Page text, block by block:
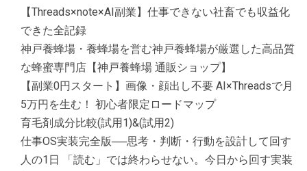
【Threads×note×AI副業】仕事できない社畜でも収益化
できた全記録
神戸養蜂場・養蜂場を営む神戸養蜂場が厳選した高品質
な蜂蜜専門店【神戸養蜂場 通販ショップ】
【副業0円スタート】画像・顔出し不要 AI×Threadsで月
5万円を生む！ 初心者限定ロードマップ
育毛剤成分比較(試用1)&(試用2)
仕事OS実装完全版──思考・判断・行動を設計して回す
人の1日 「読む」では終わらせない。今日から回す実装